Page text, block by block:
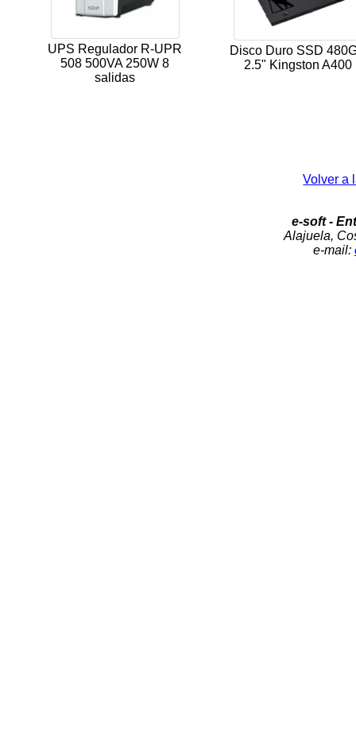
UPS Regulador R-UPR
508 500VA 250W 8
salidas
Disco Duro SSD
2.5" Kingston A400
Volver a
e-soft -
Alajuela,
e-mail: